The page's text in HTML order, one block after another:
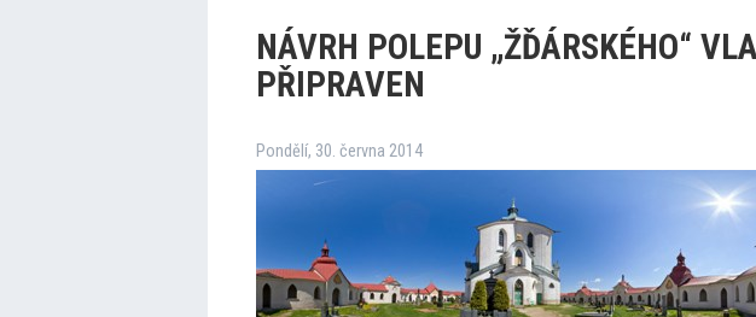
NÁVRH POLEPU „ŽĎÁRSKÉHO“
PŘIPRAVEN
Pondělí, 30. června 2014